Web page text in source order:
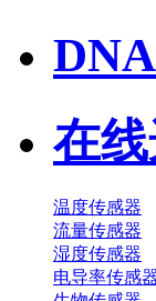
在
温度传感器
流量传感器
湿度传感器
电导率传感